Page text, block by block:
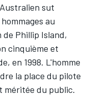
sut
au
Phillip Island,
cinquième et
en 1998. L'homme
la place du pilote
méritée du public.